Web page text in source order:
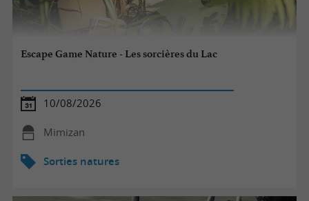
Escape Game Nature - Les sorcières du Lac
10/08/2026
Mimizan
Sorties natures